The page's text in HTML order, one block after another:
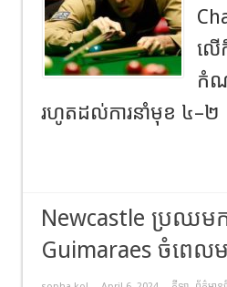
លើ
កំណ
រហូតដល់ការនាំមុខ ៤–២
Newcastle ប្រឈម​​កា
Guimaraes ចំពេល​ម